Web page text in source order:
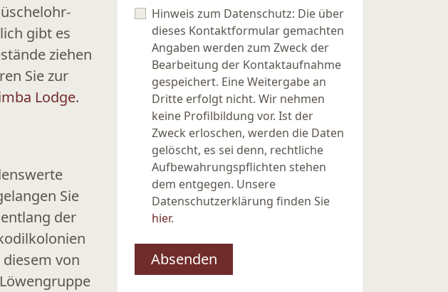
gibt es
ziehen
Sie zur
Lodge.
Sie
der
von
Hinweis zum Datenschutz: Die über
dieses Kontaktformular gemachten
Angaben werden zum Zweck der
Bearbeitung der Kontaktaufnahme
gespeichert. Eine Weitergabe an
Dritte erfolgt nicht. Wir nehmen
keine Profilbildung vor. Ist der
Zweck erloschen, werden die Daten
gelöscht, es sei denn, rechtliche
Aufbewahrungspflichten stehen
dem entgegen. Unsere
Datenschutzerklärung finden Sie
hier.